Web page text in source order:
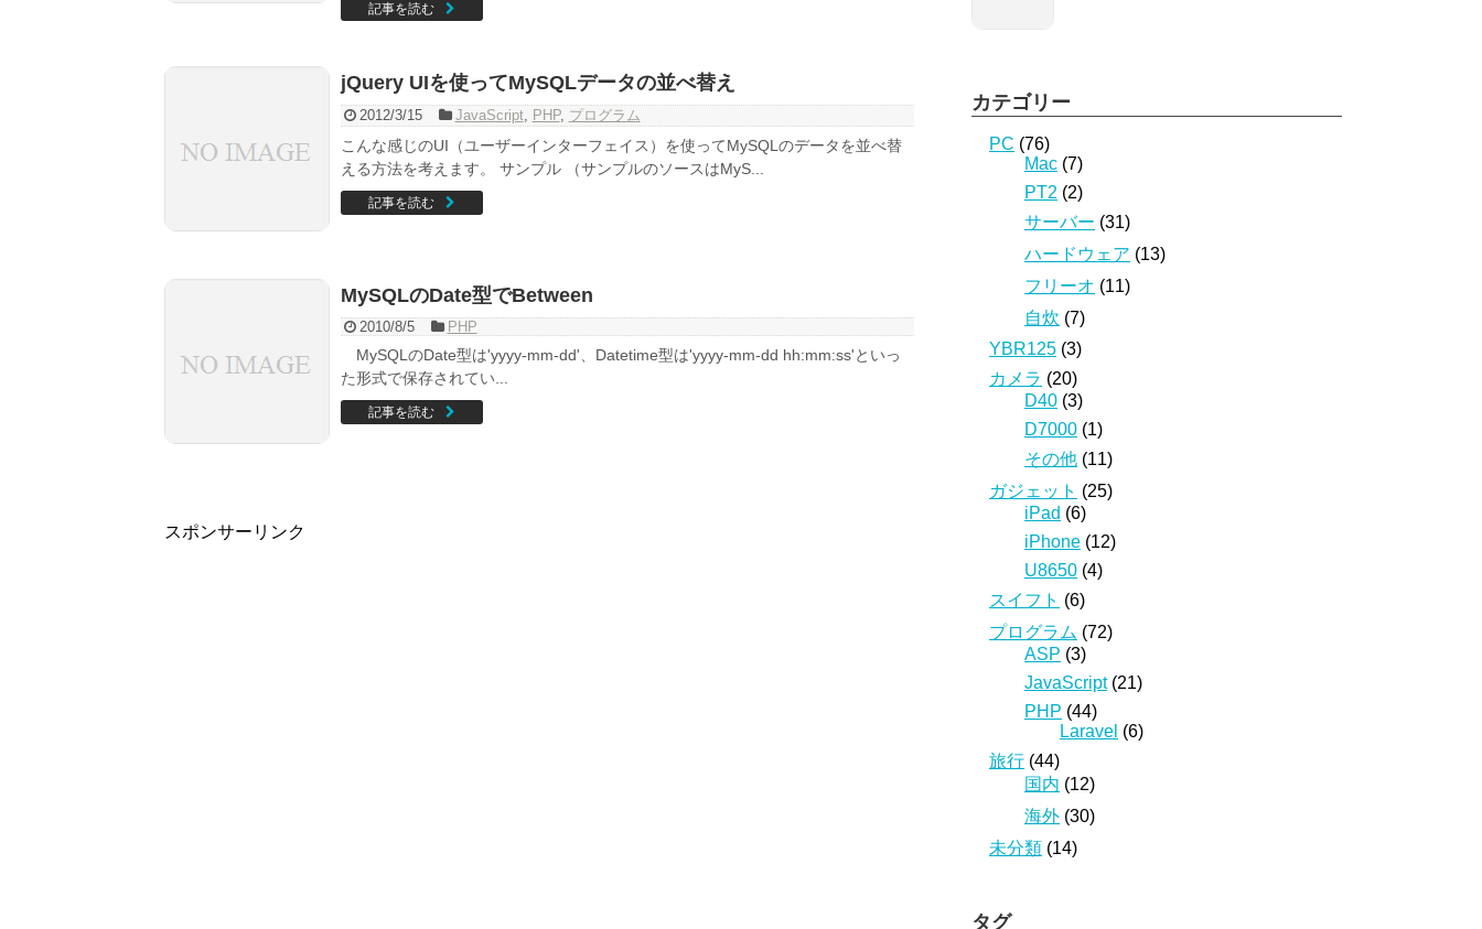
記事を読む
jQuery UIを使ってMySQLデータの並べ替え
2012/3/15 JavaScript, PHP, プログラム
こんな感じのUI（ユーザーインターフェイス）を使ってMySQLのデータを並べ替
える方法を考えます。 サンプル （サンプルのソースはMyS...
記事を読む
MySQLのDate型でBetween
2010/8/5 PHP
MySQLのDate型は'yyyy-mm-dd'、Datetime型は'yyyy-mm-dd hh:mm:ss'といっ
た形式で保存されてい...
記事を読む
スポンサーリンク
カテゴリー
PC (76)
Mac (7)
PT2 (2)
サーバー (31)
ハードウェア (13)
フリーオ (11)
自炊 (7)
YBR125 (3)
カメラ (20)
D40 (3)
D7000 (1)
その他 (11)
ガジェット (25)
iPad (6)
iPhone (12)
U8650 (4)
スイフト (6)
プログラム (72)
ASP (3)
JavaScript(21)
PHP (44)
Laravel (6)
旅行 (44)
国内 (12)
海外 (30)
未分類 (14)
タグ